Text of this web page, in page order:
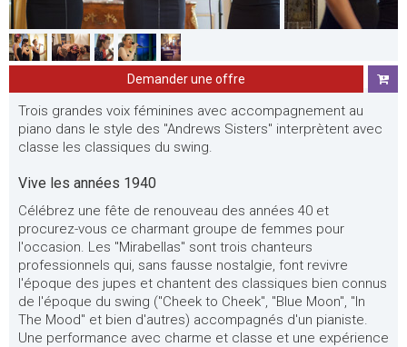
Demander une offre
Trois grandes voix féminines avec accompagnement au
piano dans le style des "Andrews Sisters" interprètent avec
classe les classiques du swing.
Vive les années 1940
Célébrez une fête de renouveau des années 40 et
procurez-vous ce charmant groupe de femmes pour
l'occasion. Les "Mirabellas" sont trois chanteurs
professionnels qui, sans fausse nostalgie, font revivre
l'époque des jupes et chantent des classiques bien connus
de l'époque du swing ("Cheek to Cheek", "Blue Moon", "In
The Mood" et bien d'autres) accompagnés d'un pianiste.
Une performance avec charme et classe et une expérience